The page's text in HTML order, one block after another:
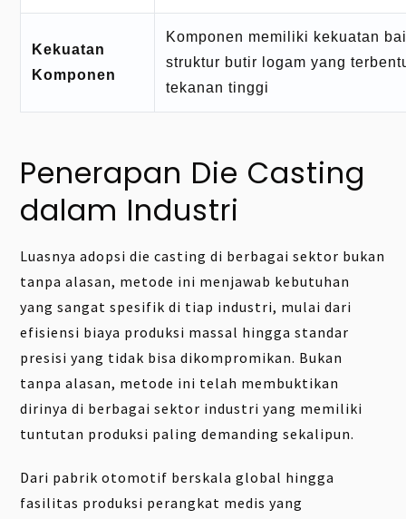
Kekuatan
Komponen
Komponen memiliki kekuatan
struktur butir logam yang
tekanan tinggi
Penerapan Die Casting
dalam Industri
Luasnya adopsi die casting di berbagai sektor bukan
tanpa alasan, metode ini menjawab kebutuhan
yang sangat spesifik di tiap industri, mulai dari
efisiensi biaya produksi massal hingga standar
presisi yang tidak bisa dikompromikan. Bukan
tanpa alasan, metode ini telah membuktikan
dirinya di berbagai sektor industri yang memiliki
tuntutan produksi paling demanding sekalipun.
Dari pabrik otomotif berskala global hingga
fasilitas produksi perangkat medis yang